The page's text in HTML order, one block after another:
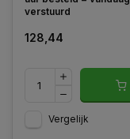
verstuurd
128,44
Vergelijk